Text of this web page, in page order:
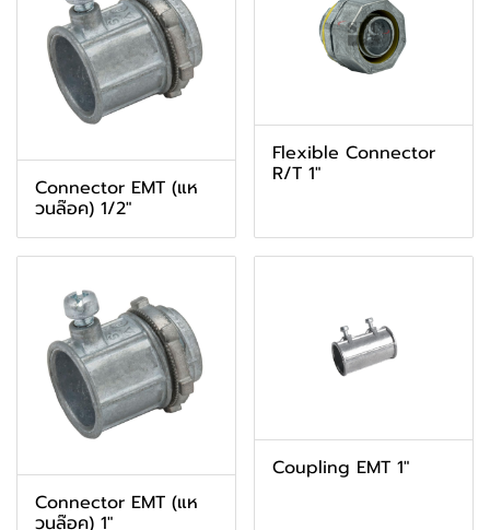
Connector EMT (แห
วนล๊อค) 1/2"
Flexible Connector
R/T 1"
Connector EMT (แห
วนล๊อค) 1"
Coupling EMT 1"